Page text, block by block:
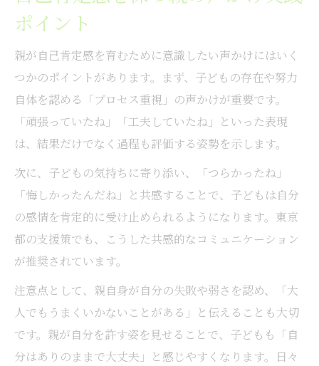
ポイント
親が自己肯定感を育むために意識したい声かけにはいく
つかのポイントがあります。まず、子どもの存在や努力
自体を認める「プロセス重視」の声かけが重要です。
「頑張っていたね」「工夫していたね」といった表現
は、結果だけでなく過程も評価する姿勢を示します。
次に、子どもの気持ちに寄り添い、「つらかったね」
「悔しかったんだね」と共感することで、子どもは自分
の感情を肯定的に受け止められるようになります。東京
都の支援策でも、こうした共感的なコミュニケーション
が推奨されています。
注意点として、親自身が自分の失敗や弱さを認め、「大
人でもうまくいかないことがある」と伝えることも大切
です。親が自分を許す姿を見せることで、子どもも「自
分はありのままで大丈夫」と感じやすくなります。日々